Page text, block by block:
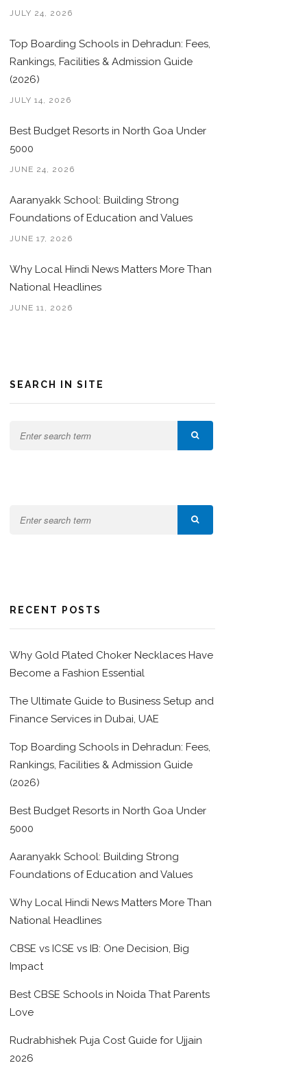
JULY 24, 2026
Top Boarding Schools in Dehradun: Fees,
Rankings, Facilities & Admission Guide
(2026)
JULY 14, 2026
Best Budget Resorts in North Goa Under
5000
JUNE 24, 2026
Aaranyakk School: Building Strong
Foundations of Education and Values
JUNE 17, 2026
Why Local Hindi News Matters More Than
National Headlines
JUNE 11, 2026
SEARCH IN SITE
RECENT POSTS
Why Gold Plated Choker Necklaces Have
Become a Fashion Essential
The Ultimate Guide to Business Setup and
Finance Services in Dubai, UAE
Top Boarding Schools in Dehradun: Fees,
Rankings, Facilities & Admission Guide
(2026)
Best Budget Resorts in North Goa Under
5000
Aaranyakk School: Building Strong
Foundations of Education and Values
Why Local Hindi News Matters More Than
National Headlines
CBSE vs ICSE vs IB: One Decision, Big
Impact
Best CBSE Schools in Noida That Parents
Love
Rudrabhishek Puja Cost Guide for Ujjain
2026